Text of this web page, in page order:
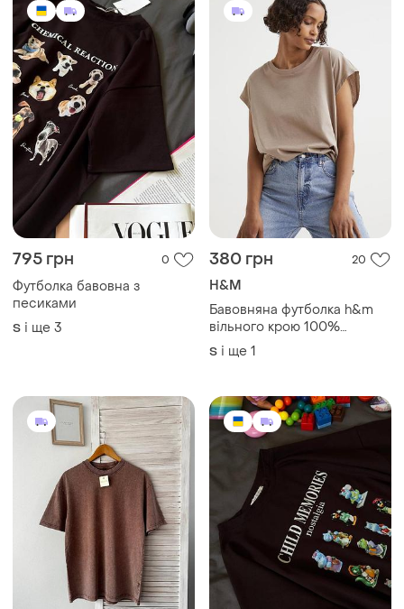
795 грн 0
Футболка бавовна з
песиками
S і ще 3
380 грн 20
H&M
Бавовняна футболка h&m
вільного крою 100%
бавовна
S і ще 1